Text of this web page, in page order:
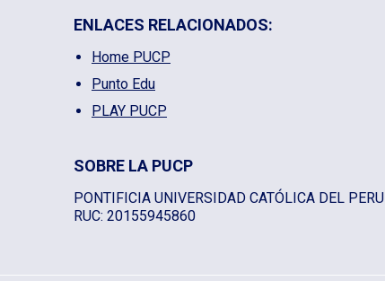
ENLACES RELACIONADOS:
Home PUCP
Punto Edu
PLAY PUCP
SOBRE LA PUCP
PONTIFICIA UNIVERSIDAD CATÓLICA DEL PERU
RUC: 20155945860